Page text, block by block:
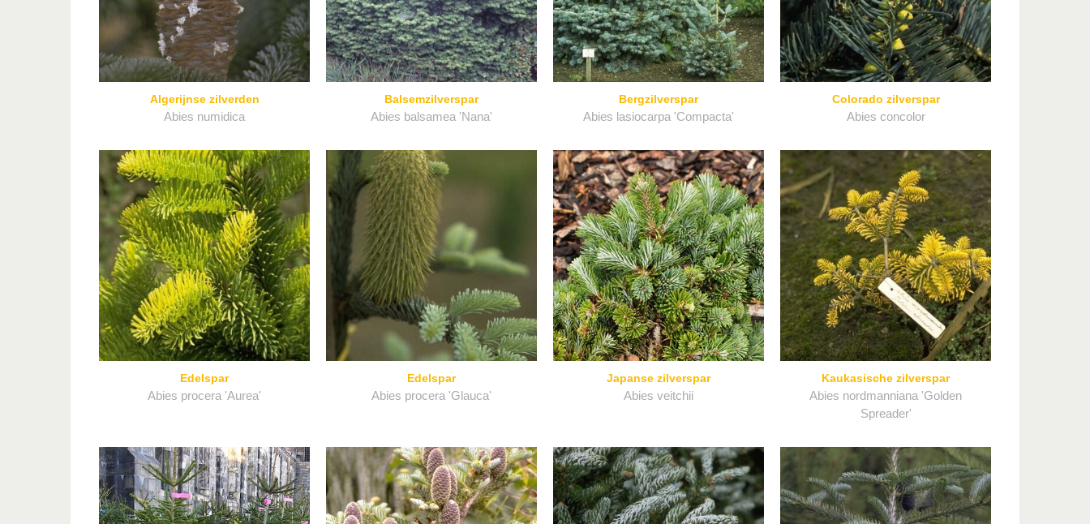
Algerijnse zilverden
Abies numidica
Balsemzilverspar
Abies balsamea 'Nana'
Bergzilverspar
Abies lasiocarpa 'Compacta'
Colorado zilverspar
Abies concolor
Edelspar
Abies procera 'Aurea'
Edelspar
Abies procera 'Glauca'
Japanse zilverspar
Abies veitchii
Kaukasische zilverspar
Abies nordmanniana 'Golden
Spreader'